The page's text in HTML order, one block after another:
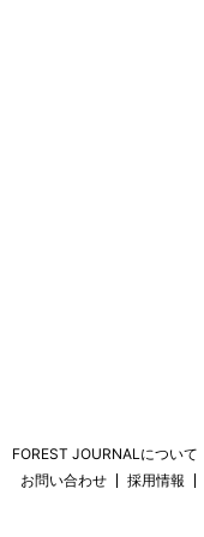
FOREST JOURNALについて
お問い合わせ
採用情報